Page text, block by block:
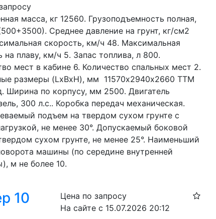
масса, кг 12560. Грузоподъемность полная,
Среднее давление на грунт, кг/см2
скорость, км/ч 48. Максимальная
на плаву, км/ч 5. Запас топлива, л 800.
мест в кабине 6. Количество спальных мест 2.
размеры (LxBxH), мм  11570х2940х2660 ТТМ
Ширина по корпусу, мм 2500. Двигатель
300 л.с.. Коробка передач механическая.
подъем на твердом сухом грунте с
не менее 30°. Допускаемый боковой
сухом грунте, не менее 25°. Наименьший
машины (по середине внутренней
м не более 10.
10
Цена по запросу
На сайте с 15.07.2026 20:12